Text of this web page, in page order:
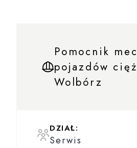
Pomocnik
pojazdów
Wolbórz
DZIAŁ:
Serwis